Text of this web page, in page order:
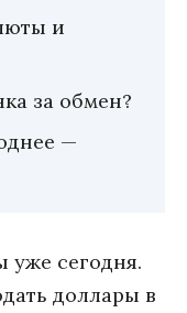
и
за обмен?
—
уже сегодня.
доллары в